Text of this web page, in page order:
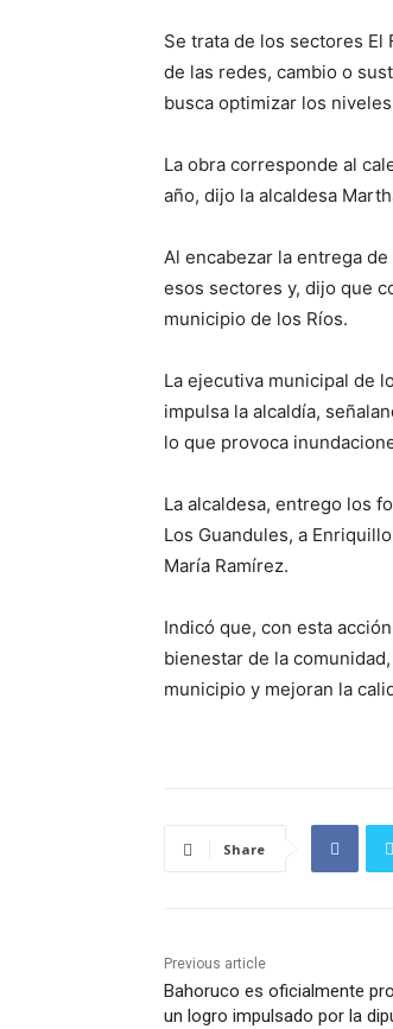
Se trata de los sectores El
de las redes, cambio o
busca optimizar los
La obra corresponde al
año, dijo la alcaldesa
Al encabezar la entrega
esos sectores y, dijo que
municipio de los Ríos.
La ejecutiva municipal de
impulsa la alcaldía,
lo que provoca
La alcaldesa, entrego los
Los Guandules, a
María Ramírez.
Indicó que, con esta
bienestar de la
municipio y mejoran la
Share
Previous article
Bahoruco es oficialmente
un logro impulsado por la